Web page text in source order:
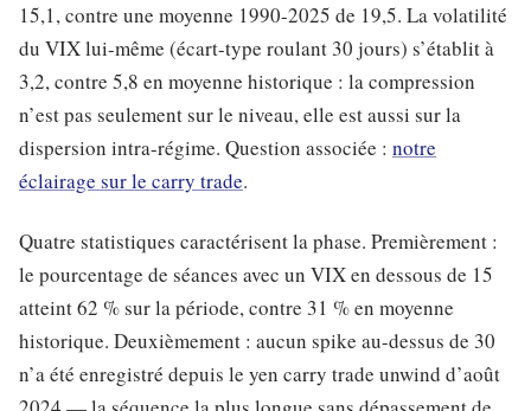
15,1, contre une moyenne 1990-2025 de 19,5. La volatilité
du VIX lui-même (écart-type roulant 30 jours) s’établit à
3,2, contre 5,8 en moyenne historique : la compression
n’est pas seulement sur le niveau, elle est aussi sur la
dispersion intra-régime. Question associée : notre
éclairage sur le carry trade.
Quatre statistiques caractérisent la phase. Premièrement :
le pourcentage de séances avec un VIX en dessous de 15
atteint 62 % sur la période, contre 31 % en moyenne
historique. Deuxièmement : aucun spike au-dessus de 30
n’a été enregistré depuis le yen carry trade unwind d’août